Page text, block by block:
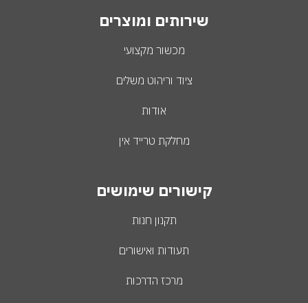
שירותים ומוצרים
מכשור מקצועי
ציוד וריהוט משלים
אודות
מחלקת טרייד אין
קישורים שימושים
תקנון חנות
תעודות ואישורים
מרכז הדרכות